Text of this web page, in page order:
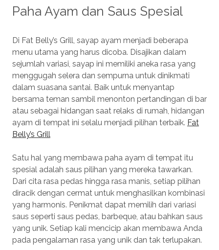
Paha Ayam dan Saus Spesial
Di Fat Belly’s Grill, sayap ayam menjadi beberapa
menu utama yang harus dicoba. Disajikan dalam
sejumlah variasi, sayap ini memiliki aneka rasa yang
menggugah selera dan sempurna untuk dinikmati
dalam suasana santai. Baik untuk menyantap
bersama teman sambil menonton pertandingan di bar
atau sebagai hidangan saat relaks di rumah, hidangan
ayam di tempat ini selalu menjadi pilihan terbaik. Fat
Belly’s Grill
Satu hal yang membawa paha ayam di tempat itu
spesial adalah saus pilihan yang mereka tawarkan.
Dari cita rasa pedas hingga rasa manis, setiap pilihan
diracik dengan cermat untuk menghasilkan kombinasi
yang harmonis. Penikmat dapat memilih dari variasi
saus seperti saus pedas, barbeque, atau bahkan saus
yang unik. Setiap kali mencicip akan membawa Anda
pada pengalaman rasa yang unik dan tak terlupakan.